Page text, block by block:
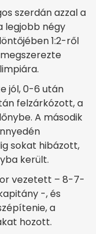
szerdán azzal a
legjobb négy
1:2-ről
jól, 0-6 után
felzárkózott, a
A második
sokat hibázott,
került.
vezetett – 8-7-
-, és
a
hozott.